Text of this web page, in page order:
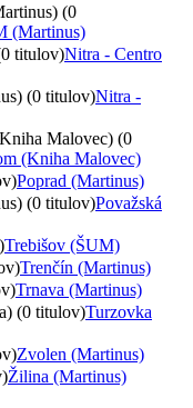
(0
(Martinus)
titulov)Nitra - Centro
(0 titulov)Nitra -
Malovec) (0
(Kniha Malovec)
Poprad (Martinus)
(0 titulov)Považská
Trebišov (ŠUM)
Trenčín (Martinus)
Trnava (Martinus)
(0 titulov)Turzovka
Zvolen (Martinus)
Žilina (Martinus)